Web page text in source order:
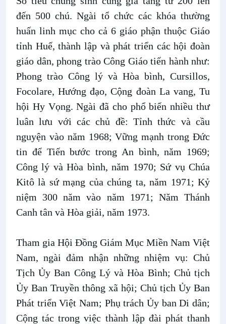
đến 500 chú. Ngài tổ chức các khóa thường
huấn linh mục cho cả 6 giáo phận thuộc Giáo
tỉnh Huế, thành lập và phát triển các hội đoàn
giáo dân, phong trào Công Giáo tiến hành như:
Phong trào Công lý và Hòa bình, Cursillos,
Focolare, Hướng đạo, Cộng đoàn La vang, Tu
hội Hy Vọng. Ngài đã cho phổ biến nhiều thư
luân lưu với các chủ đề: Tỉnh thức và cầu
nguyện vào năm 1968; Vững mạnh trong Ðức
tin để Tiến bước trong An bình, năm 1969;
Công lý và Hòa bình, năm 1970; Sứ vụ Chúa
Kitô là sứ mạng của chúng ta, năm 1971; Kỷ
niệm 300 năm vào năm 1971; Năm Thánh
Canh tân và Hòa giải, năm 1973.
Tham gia Hội Ðồng Giám Mục Miền Nam Việt
Nam, ngài đảm nhận những nhiệm vụ: Chủ
Tịch Ủy Ban Công Lý và Hòa Bình; Chủ tịch
Ủy Ban Truyền thông xã hội; Chủ tịch Ủy Ban
Phát triển Việt Nam; Phụ trách Ủy ban Di dân;
Cộng tác trong việc thành lập đài phát thanh